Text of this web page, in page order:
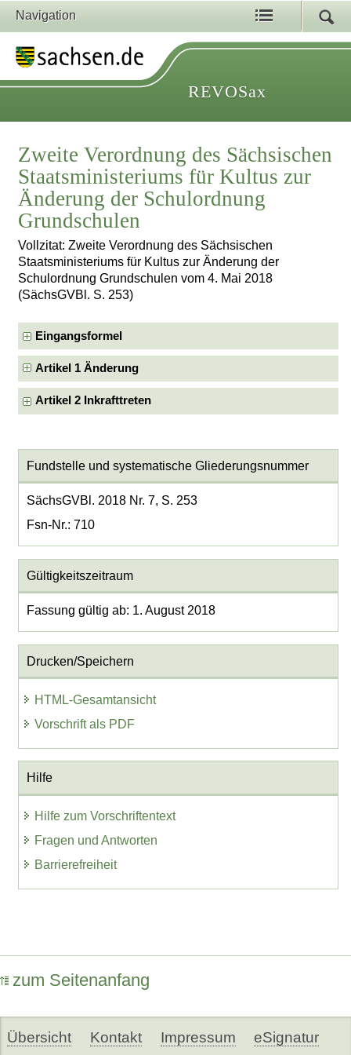
Navigation
REVOSax
Zweite Verordnung des Sächsischen
Staatsministeriums für Kultus zur
Änderung der Schulordnung
Grundschulen
Vollzitat: Zweite Verordnung des Sächsischen
Staatsministeriums für Kultus zur Änderung der
Schulordnung Grundschulen vom 4. Mai 2018
(SächsGVBl. S. 253)
Eingangsformel
Artikel 1 Änderung
Artikel 2 Inkrafttreten
Fundstelle und systematische Gliederungsnummer
SächsGVBl. 2018 Nr. 7, S. 253
Fsn-Nr.: 710
Gültigkeitszeitraum
Fassung gültig ab: 1. August 2018
Drucken/Speichern
HTML-Gesamtansicht
Vorschrift als PDF
Hilfe
Hilfe zum Vorschriftentext
Fragen und Antworten
Barrierefreiheit
zum Seitenanfang
Übersicht Kontakt Impressum eSignatur